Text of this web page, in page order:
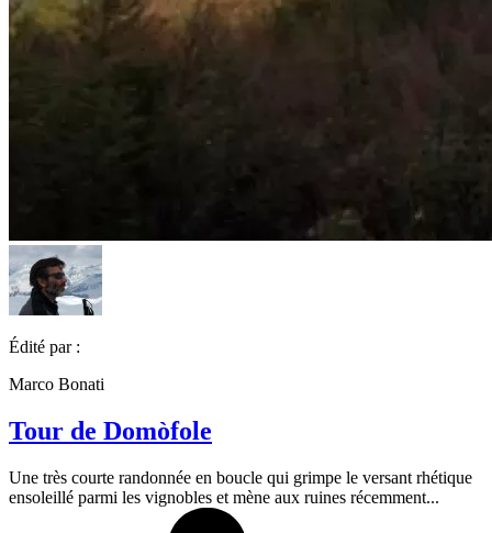
Édité par :
Marco Bonati
Tour de Domòfole
Une très courte randonnée en boucle qui grimpe le versant rhétique
ensoleillé parmi les vignobles et mène aux ruines récemment...